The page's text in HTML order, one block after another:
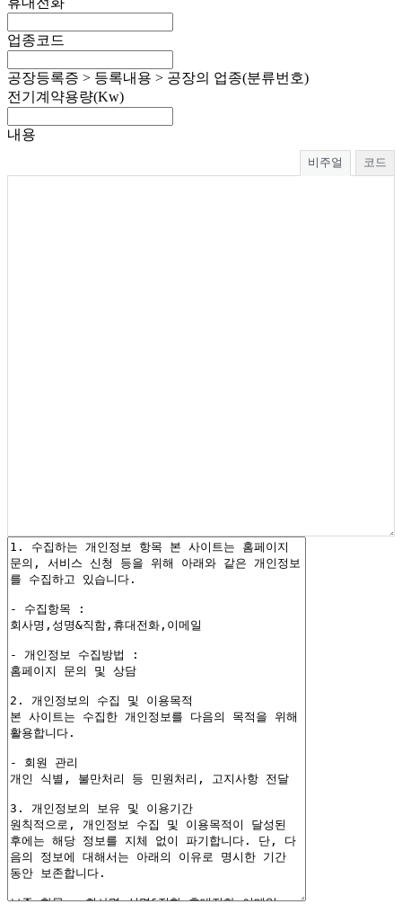
업종코드
공장등록증 > 등록내용 > 공장의 업종(분류번호)
전기계약용량(Kw)
내용
비주얼 코드